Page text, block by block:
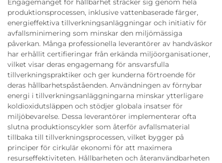
Engagemanget för hållbarhet sträcker sig genom hela
produktionsprocessen, inklusive vattenbaserade färger,
energieffektiva tillverkningsanläggningar och initiativ för
avfallsminimering som minskar den miljömässiga
påverkan. Många professionella leverantörer av handväskor
har erhållit certifieringar från erkända miljöorganisationer,
vilket visar deras engagemang för ansvarsfulla
tillverkningspraktiker och ger kunderna förtroende för
deras hållbarhetspåståenden. Användningen av förnybar
energi i tillverkningsanläggningarna minskar ytterligare
koldioxidutsläppen och stödjer globala insatser för
miljöbevarelse. Dessa leverantörer implementerar ofta
slutna produktionscykler som återför avfallsmaterial
tillbaka till tillverkningsprocessen, vilket bygger på
principer för cirkulär ekonomi för att maximera
resurseffektiviteten. Hållbarheten och återanvändbarheten